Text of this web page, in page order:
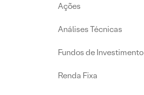
Ações
Análises Técnicas
Fundos de Investimento
Renda Fixa